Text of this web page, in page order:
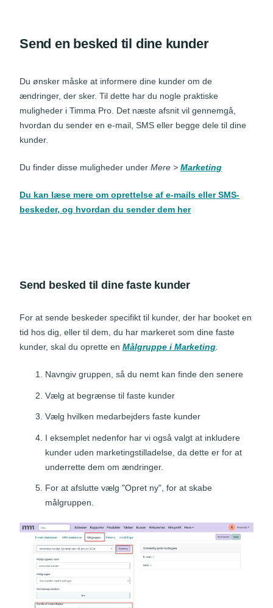
Send en besked til dine kunder
Du ønsker måske at informere dine kunder om de
ændringer, der sker. Til dette har du nogle praktiske
muligheder i Timma Pro. Det næste afsnit vil gennemgå,
hvordan du sender en e-mail, SMS eller begge dele til dine
kunder.
Du finder disse muligheder under Mere > Marketing
Du kan læse mere om oprettelse af e-mails eller SMS-
beskeder, og hvordan du sender dem her
Send besked til dine faste kunder
For at sende beskeder specifikt til kunder, der har booket en
tid hos dig, eller til dem, du har markeret som dine faste
kunder, skal du oprette en Målgruppe i Marketing.
Navngiv gruppen, så du nemt kan finde den senere
Vælg at begrænse til faste kunder
Vælg hvilken medarbejders faste kunder
I eksemplet nedenfor har vi også valgt at inkludere
kunder uden marketingstilladelse, da dette er for at
underrette dem om ændringer.
For at afslutte vælg "Opret ny", for at skabe
målgruppen.